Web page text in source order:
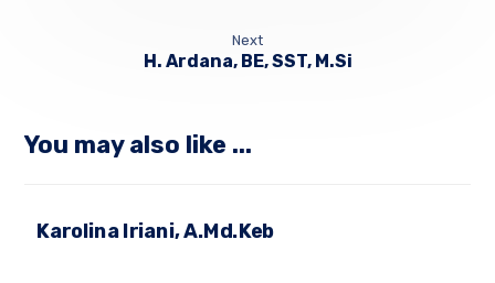
Next
H. Ardana, BE, SST, M.Si
You may also like ...
Karolina Iriani, A.Md.Keb